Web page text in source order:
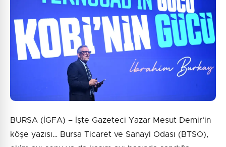
10 + 2 = ?
Gönder
BURSA (İGFA) – İşte Gazeteci Yazar Mesut Demir’in
köşe yazısı… Bursa Ticaret ve Sanayi Odası (BTSO),